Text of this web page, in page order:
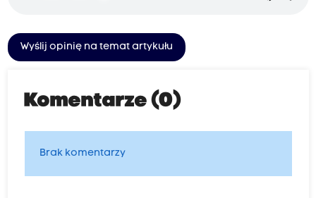
Wyślij opinię na temat artykułu
Komentarze (0)
Brak komentarzy